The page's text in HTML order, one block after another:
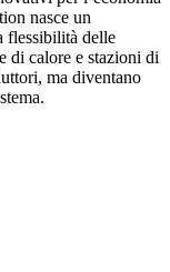
nasce un
flessibilità delle
di calore e stazioni di
ma diventano